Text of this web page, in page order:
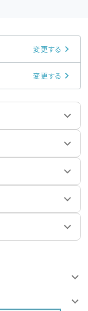
変更する
変更する